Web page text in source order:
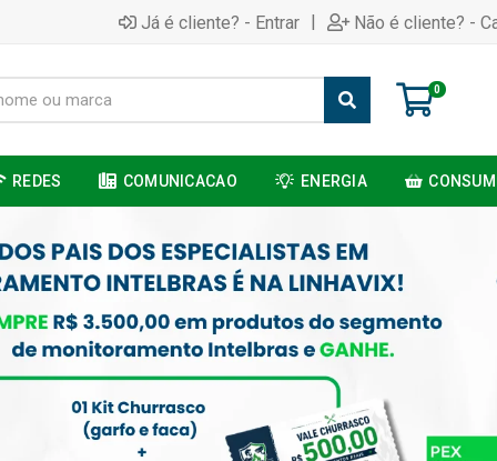
Já é cliente? - Entrar | Não é cliente? -
0
REDES COMUNICACAO ENERGIA